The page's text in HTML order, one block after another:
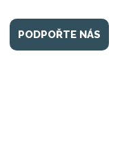
PODPOŘTE NÁS